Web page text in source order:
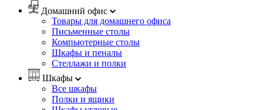
Домашний офис
Товары для домашнего офиса
Письменные столы
Компьютерные столы
Шкафы и пеналы
Стеллажи и полки
Шкафы
Все шкафы
Полки и ящики